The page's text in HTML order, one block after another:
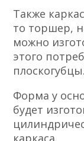
Также
то торшер,
можно
этого
плоскогубцы.
Форма у
будет
каркаса.